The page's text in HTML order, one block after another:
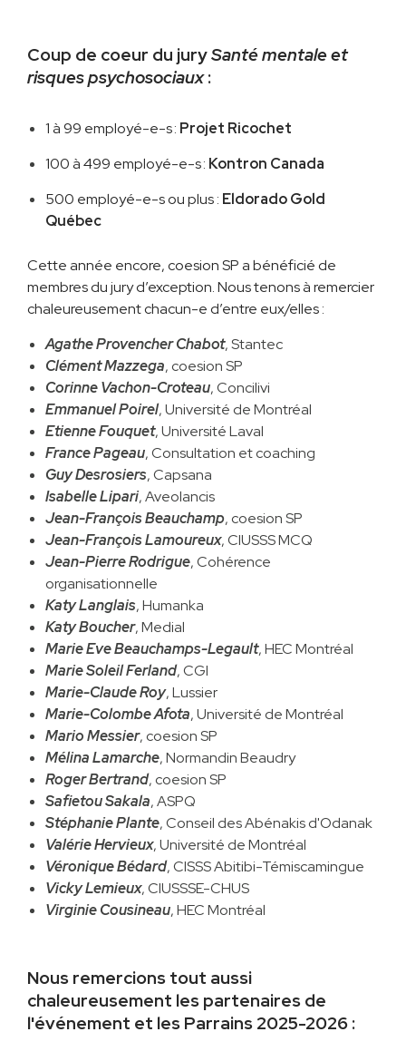
Coup de coeur du jurySanté mentale et
risques psychosociaux:
1 à 99 employé-e-s : Projet Ricochet
100 à 499 employé-e-s : Kontron Canada
500 employé-e-s ou plus : Eldorado Gold
Québec
Cette année encore, coesion SP a bénéficié de
membres du jury d’exception. Nous tenons à remercier
chaleureusement chacun-e d’entre eux/elles :
Agathe Provencher Chabot, Stantec
Clément Mazzega, coesion SP
Corinne Vachon-Croteau, Concilivi
Emmanuel Poirel, Université de Montréal
Etienne Fouquet, Université Laval
France Pageau, Consultation et coaching
Guy Desrosiers, Capsana
Isabelle Lipari, Aveolancis
Jean-François Beauchamp, coesion SP
Jean-François Lamoureux, CIUSSS MCQ
Jean-Pierre Rodrigue, Cohérence
organisationnelle
Katy Langlais, Humanka
Katy Boucher, Medial
Marie Eve Beauchamps-Legault, HEC Montréal
Marie Soleil Ferland, CGI
Marie-Claude Roy, Lussier
Marie-Colombe Afota, Université de Montréal
Mario Messier, coesion SP
Mélina Lamarche, Normandin Beaudry
Roger Bertrand, coesion SP
Safietou Sakala, ASPQ
Stéphanie Plante, Conseil des Abénakis d'Odanak
Valérie Hervieux, Université de Montréal
Véronique Bédard, CISSS Abitibi-Témiscamingue
Vicky Lemieux, CIUSSSE-CHUS
Virginie Cousineau, HEC Montréal
Nous remercions tout aussi
chaleureusement les partenaires de
l'événement et les Parrains 2025-2026 :